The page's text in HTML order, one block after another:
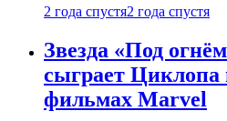
2 года спустя2 года спустя
Звезда «Под
сыграет
фильмах Marvel